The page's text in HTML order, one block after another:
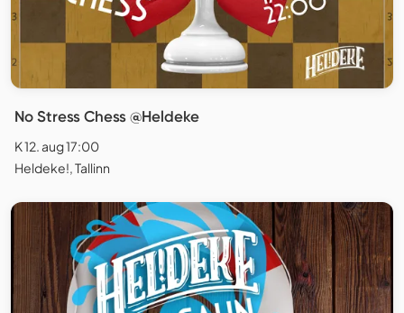
No Stress Chess @Heldeke
K 12. aug 17:00
Heldeke!, Tallinn